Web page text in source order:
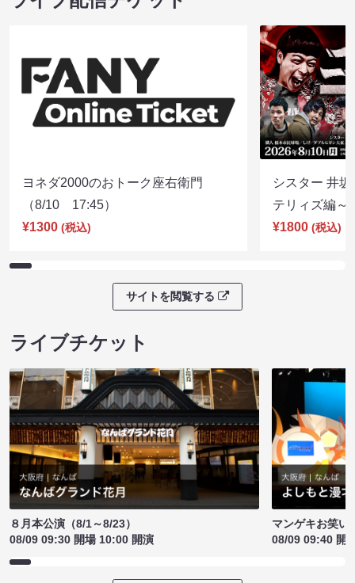
ヨネダ2000のおトーク座右衛門
（8/10 17:45）
¥1300 (税込)
シスター 井
テリィズ編
¥1800 (税込)
サイトを閲覧する
ライブチケット
８月本公演（8/1～8/23）
08/09 09:30 開場 10:00 開演
マンゲキお笑い
08/09 09:40 開